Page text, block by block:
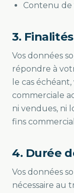
Contenu de
3.
Vos données
répondre à
le cas
commerciale
ni vendues, ni
fins
4. Durée
Vos données
nécessaire au